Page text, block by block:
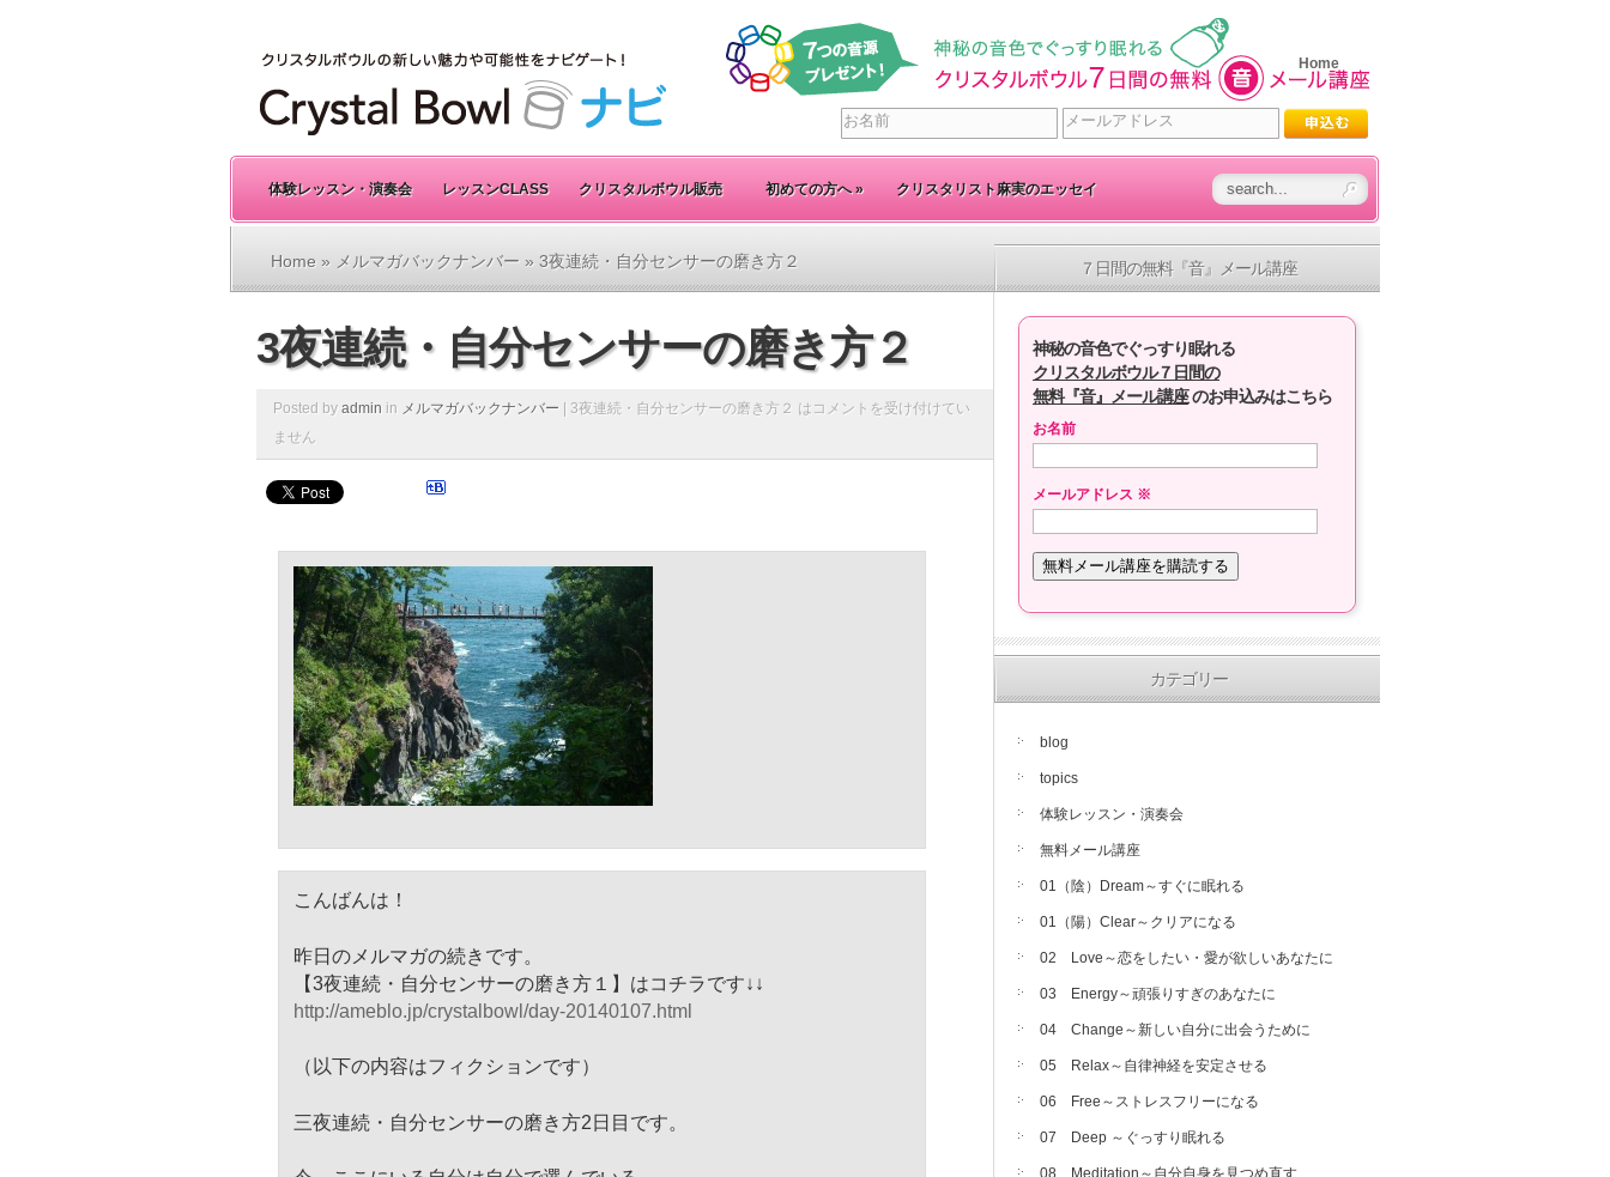
Home
体験レッスン・演奏会 レッスンCLASS クリスタルボウル販売 初めての方へ» クリスタリスト麻実のエッセイ
Home » メルマガバックナンバー » 3夜連続・自分センサーの磨き方２
3夜連続・自分センサーの磨き方２
Posted by admin in メルマガバックナンバー 3夜連続・自分センサーの磨き方２ は コメントを受け付けてい
ません
こんばんは！
昨日のメルマガの続きです。
【3夜連続・自分センサーの磨き方１】はコチラです↓↓
http://ameblo.jp/crystalbowl/day-20140107.html
（以下の内容はフィクションです）
三夜連続・自分センサーの磨き方2日目です。
７日間の無料『音』メール講座
神秘の音色でぐっすり眠れる
クリスタルボウル７日間の
無料『音』メール講座のお申込みはこちら
お名前
メールアドレス ※
カテゴリー
blog
topics
体験レッスン・演奏会
無料メール講座
01（陰）Dream～すぐに眠れる
01（陽）Clear～クリアになる
02 Love～恋をしたい・愛が欲しいあなたに
03 Energy～頑張りすぎのあなたに
04 Change～新しい自分に出会うために
05 Relax～自律神経を安定させる
06 Free～ストレスフリーになる
07 Deep ～ぐっすり眠れる
08 Meditation～自分自身を見つめ直す